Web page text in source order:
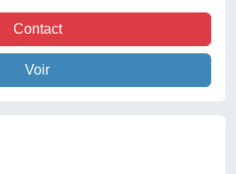
Contact
Voir